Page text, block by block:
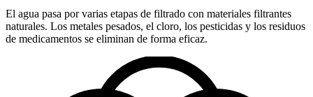
El agua pasa por varias etapas de filtrado con materiales filtrantes
naturales. Los metales pesados, el cloro, los pesticidas y los residuos
de medicamentos se eliminan de forma eficaz.